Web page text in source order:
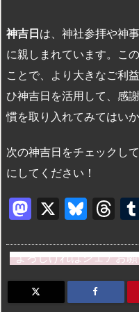
神吉日は、神社参拝や神
に親しまれています。こ
ことで、より大きなご利
ひ神吉日を活用して、感
慣を取り入れてみてはい
次の神吉日をチェックし
にしてください！
M
st
o
d
X
Bl
e
s
k
T
e
a
d
よろしければシェアお